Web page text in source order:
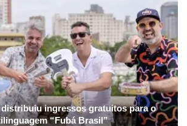
ingressos gratuitos para o
“Fubá Brasil”